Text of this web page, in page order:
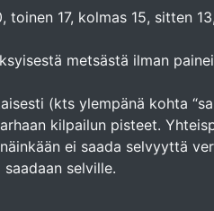
17, kolmas 15, sitten 13,
metsästä ilman
(kts ylempänä kohta
kilpailun pisteet.
ei saada selvyyttä
selville.